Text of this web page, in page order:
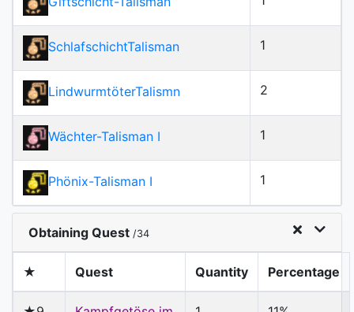
SchlafschichtTalisman 1
LindwurmtöterTalismn 2
Wächter-Talisman I 1
Phönix-Talisman I 1
Obtaining Quest /34
★ Quest Quantity Percentage